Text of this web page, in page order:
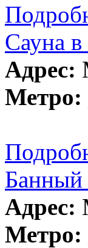
Сауна
Адрес:
Метро:
Банный
Адрес:
Метро: